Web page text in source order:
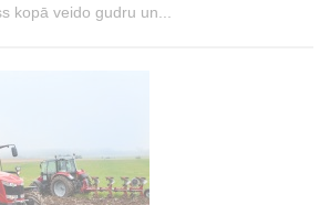
kopā veido gudru un...